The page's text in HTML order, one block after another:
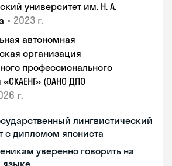
университет им. Н. А.
• 2023 г.
автономная
организация
профессионального
(ОАНО ДПО
г.
лингвистический
с дипломом япониста
уверенно говорить на
языке